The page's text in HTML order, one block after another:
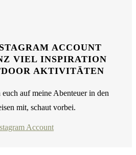
ACCOUNT
VIEL INSPIRATION
AKTIVITÄTEN
auf meine Abenteuer in den
mit, schaut vorbei.
Account